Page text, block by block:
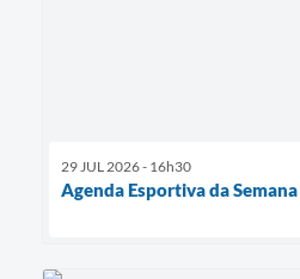
29 JUL 2026 - 16h30
Agenda Esportiva da